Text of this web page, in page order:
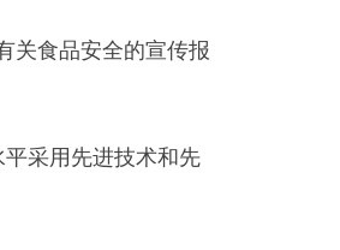
关食品安全的宣传报
采用先进技术和先